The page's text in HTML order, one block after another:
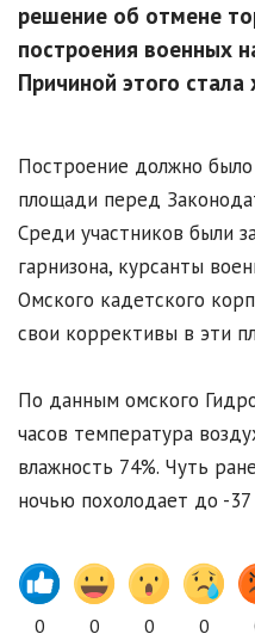
решение об отмене
построения военных
Причиной этого
Построение должно было
площади перед
Среди участников были
гарнизона, курсанты
Омского кадетского
свои коррективы в эти
По данным омского
часов температура
влажность 74%. Чуть
ночью похолодает до -37
0 0 0 0